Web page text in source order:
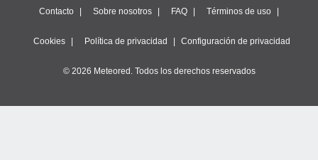
Contacto Sobre nosotros FAQ Términos de uso
Cookies Política de privacidad Configuración de privacidad
© 2026 Meteored. Todos los derechos reservados